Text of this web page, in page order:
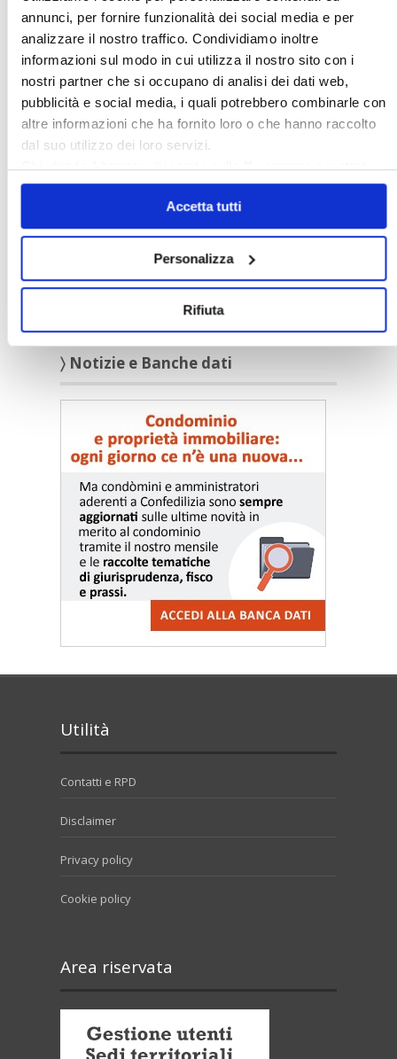
annunci, per fornire funzionalità dei social media e per
analizzare il nostro traffico. Condividiamo inoltre
informazioni sul modo in cui utilizza il nostro sito con i
nostri partner che si occupano di analisi dei dati web,
pubblicità e social media, i quali potrebbero combinarle con
altre informazioni che ha fornito loro o che hanno raccolto
dal suo utilizzo dei loro servizi.
Chiudendo il banner cliccando sullaXverranno accettati
solo i cookie necessari.
Accetta tutti
Personalizza
Rifiuta
Italia Oggi – Luglio 2026
〉 Rubriche
〉 Notizie e Banche dati
Utilità
Contatti e RPD
Disclaimer
Privacy policy
Cookie policy
Area riservata